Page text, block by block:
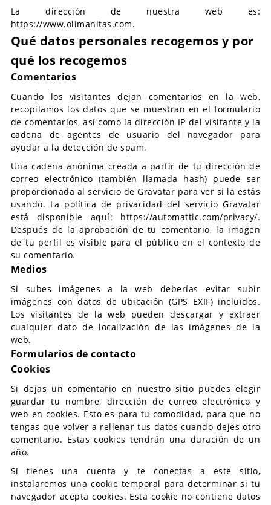
La dirección de nuestra web es:
https://www.olimanitas.com.
Qué datos personales recogemos y por
qué los recogemos
Comentarios
Cuando los visitantes dejan comentarios en la web,
recopilamos los datos que se muestran en el formulario
de comentarios, así como la dirección IP del visitante y la
cadena de agentes de usuario del navegador para
ayudar a la detección de spam.
Una cadena anónima creada a partir de tu dirección de
correo electrónico (también llamada hash) puede ser
proporcionada al servicio de Gravatar para ver si la estás
usando. La política de privacidad del servicio Gravatar
está disponible aquí: https://automattic.com/privacy/.
Después de la aprobación de tu comentario, la imagen
de tu perfil es visible para el público en el contexto de
su comentario.
Medios
Si subes imágenes a la web deberías evitar subir
imágenes con datos de ubicación (GPS EXIF) incluidos.
Los visitantes de la web pueden descargar y extraer
cualquier dato de localización de las imágenes de la
web.
Formularios de contacto
Cookies
Si dejas un comentario en nuestro sitio puedes elegir
guardar tu nombre, dirección de correo electrónico y
web en cookies. Esto es para tu comodidad, para que no
tengas que volver a rellenar tus datos cuando dejes otro
comentario. Estas cookies tendrán una duración de un
año.
Si tienes una cuenta y te conectas a este sitio,
instalaremos una cookie temporal para determinar si tu
navegador acepta cookies. Esta cookie no contiene datos